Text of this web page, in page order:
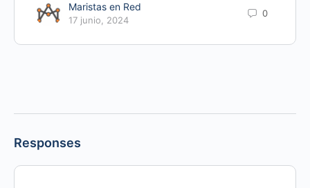
Maristas en Red
17 junio, 2024
0
Responses